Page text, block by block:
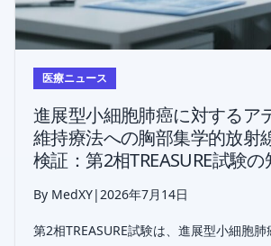
医療ニュース
進展型小細胞肺癌に対するア
維持療法への胸部集学的放射
検証：第2相TREASURE試験の
By MedXY|2026年7月14日
第2相TREASURE試験は、進展型小細胞